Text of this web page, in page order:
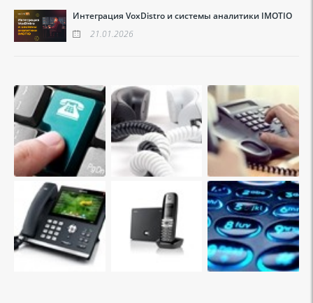
Интеграция VoxDistro и системы аналитики IMOTIO
21.01.2026